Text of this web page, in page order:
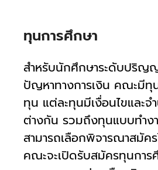
ทุนการศึกษา
สำหรับนักศึกษาระดับปริญ
ปัญหาทางการเงิน คณะมีทุ
ทุน แต่ละทุนมีเงื่อนไขและ
ต่างกัน รวมถึงทุนแบบทำง
สามารถเลือกพิจารณาสมัค
คณะจะเปิดรับสมัครทุนกา